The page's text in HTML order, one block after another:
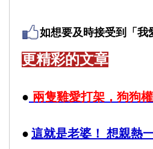
如想要及時接受到「我
更精彩的文章
● 兩隻雞愛打架，狗狗
● 這就是老婆！ 想親熱